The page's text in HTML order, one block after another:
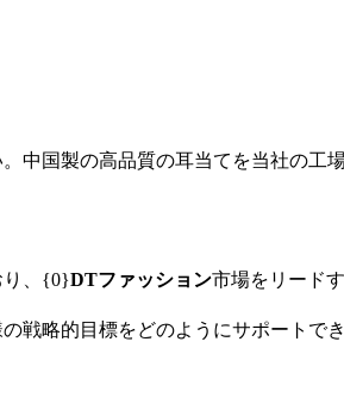
中国製の高品質の耳当てを当社の
り、{0}DTファッション市場をリード
戦略的目標をどのようにサポートで